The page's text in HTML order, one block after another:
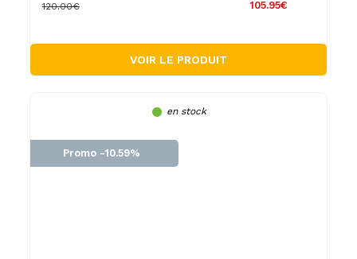
105.95€
120.00€
VOIR LE PRODUIT
en stock
Promo -10.59%